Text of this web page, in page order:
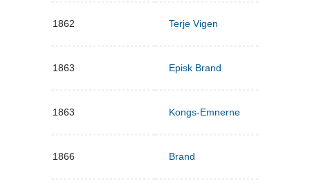
1862 Terje Vigen
1863 Episk Brand
1863 Kongs-Emnerne
1866 Brand